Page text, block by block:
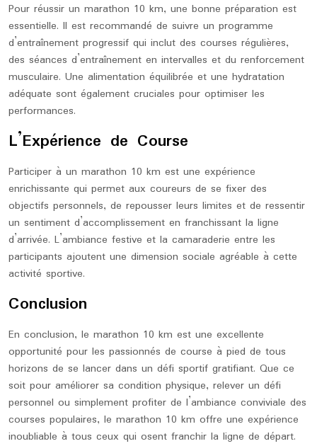
Pour réussir un marathon 10 km, une bonne préparation est
essentielle. Il est recommandé de suivre un programme
d’entraînement progressif qui inclut des courses régulières,
des séances d’entraînement en intervalles et du renforcement
musculaire. Une alimentation équilibrée et une hydratation
adéquate sont également cruciales pour optimiser les
performances.
L’Expérience de Course
Participer à un marathon 10 km est une expérience
enrichissante qui permet aux coureurs de se fixer des
objectifs personnels, de repousser leurs limites et de ressentir
un sentiment d’accomplissement en franchissant la ligne
d’arrivée. L’ambiance festive et la camaraderie entre les
participants ajoutent une dimension sociale agréable à cette
activité sportive.
Conclusion
En conclusion, le marathon 10 km est une excellente
opportunité pour les passionnés de course à pied de tous
horizons de se lancer dans un défi sportif gratifiant. Que ce
soit pour améliorer sa condition physique, relever un défi
personnel ou simplement profiter de l’ambiance conviviale des
courses populaires, le marathon 10 km offre une expérience
inoubliable à tous ceux qui osent franchir la ligne de départ.